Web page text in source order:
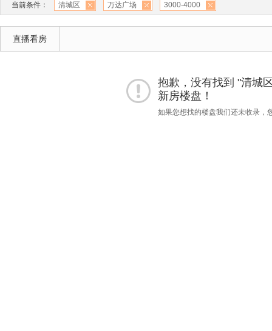
当前条件： 清城区 万达广场 3000-4000
直播看房
抱歉，没有找到 "清城
新房楼盘！
如果您想找的楼盘我们还未收录，